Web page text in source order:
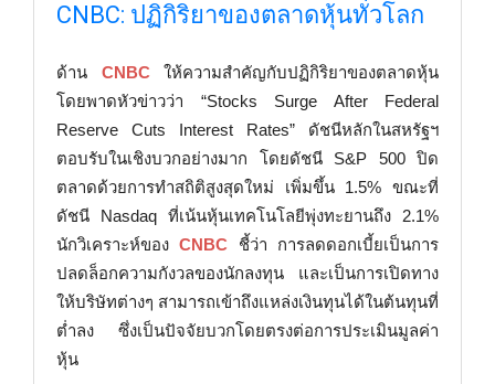
CNBC: ปฏิกิริยาของตลาดหุ้นทั่วโลก
ด้าน CNBCให้ความสำคัญกับปฏิกิริยาของตลาดหุ้น
โดยพาดหัวข่าวว่า “Stocks Surge After Federal
Reserve Cuts Interest Rates” ดัชนีหลักในสหรัฐฯ
ตอบรับในเชิงบวกอย่างมาก โดยดัชนี S&P 500 ปิด
ตลาดด้วยการทำสถิติสูงสุดใหม่ เพิ่มขึ้น 1.5% ขณะที่
ดัชนี Nasdaq ที่เน้นหุ้นเทคโนโลยีพุ่งทะยานถึง 2.1%
นักวิเคราะห์ของCNBC ชี้ว่า การลดดอกเบี้ยเป็นการ
ปลดล็อกความกังวลของนักลงทุน และเป็นการเปิดทาง
ให้บริษัทต่างๆ สามารถเข้าถึงแหล่งเงินทุนได้ในต้นทุนที่
ต่ำลง ซึ่งเป็นปัจจัยบวกโดยตรงต่อการประเมินมูลค่า
หุ้น